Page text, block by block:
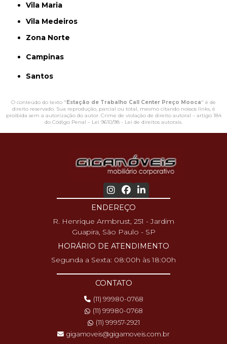
Vila Maria
Vila Medeiros
Zona Norte
Campinas
Santos
O conteúdo do texto "Estação de Trabalho Call Center Preço Mooca" é de
direito reservado. Sua reprodução, parcial ou total, mesmo citando nossos links, é
proibida sem a autorização do autor. Crime de violação de direito autoral – artigo 184
do Código Penal – Lei 9610/98 - Lei de direitos autorais.
ENDEREÇO
R. Henrique Armbrust, 251 - Jardim
Guapira, São Paulo - SP
HORÁRIO DE ATENDIMENTO
Segunda a Sexta: 08:00h às 18:00h
CONTATO
(11) 99980-0768
(11) 99980-0768
(11) 99957-2921
gigamoveis@gigamoveis.com.br